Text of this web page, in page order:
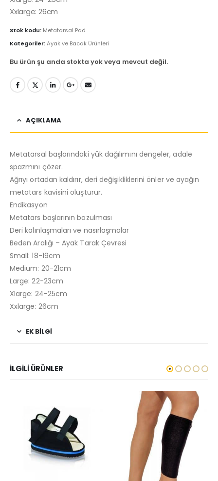
Xxlarge: 26cm
Stok kodu: Metatarsal Pad
Kategoriler:Ayak ve Bacak Ürünleri
Bu ürün şu anda stokta yok veya mevcut değil.
AÇIKLAMA
Metatarsal başlarındaki yük dağılımını dengeler, adale
spazmını çözer.
Ağrıyı ortadan kaldırır, deri değişikliklerini önler ve ayağın
metatars kavisini oluşturur.
Endikasyon
Metatars başlarının bozulması
Deri kalınlaşmaları ve nasırlaşmalar
Beden Aralığı – Ayak Tarak Çevresi
Small: 18-19cm
Medium: 20-21cm
Large: 22-23cm
Xlarge: 24-25cm
Xxlarge: 26cm
EK BILGI
İLGILI ÜRÜNLER